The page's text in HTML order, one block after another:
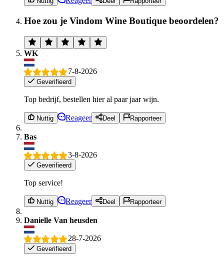
Hoe zou je Vindom Wine Boutique beoordelen?
WK
7-8-2026
Geverifieerd
Top bedrijf, bestellen hier al paar jaar wijn.
Nuttig Reageer Deel Rapporteer
Bas
3-8-2026
Geverifieerd
Top service!
Nuttig Reageer Deel Rapporteer
Danielle Van heusden
28-7-2026
Geverifieerd